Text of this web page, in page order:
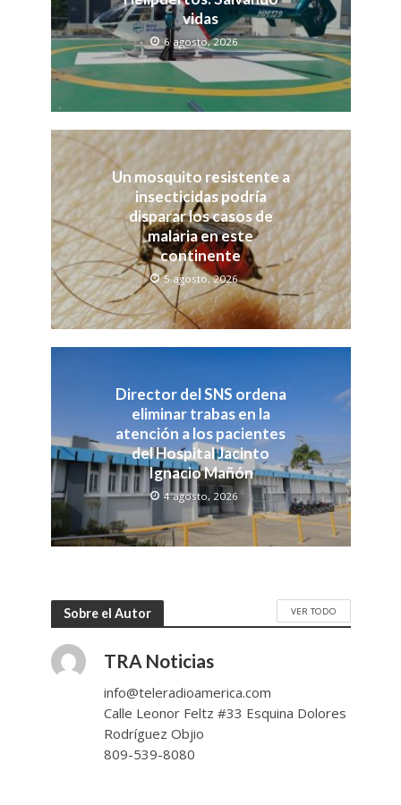
vidas
6 agosto, 2026
Un mosquito resistente a
insecticidas podría
disparar los casos de
malaria en este
continente
5 agosto, 2026
Director del SNS ordena
eliminar trabas en la
atención a los pacientes
del Hospital Jacinto
Ignacio Mañón
4 agosto, 2026
Sobre el Autor VER TODO
TRA Noticias
info@teleradioamerica.com
Calle Leonor Feltz #33 Esquina Dolores
Rodríguez Objio
809-539-8080